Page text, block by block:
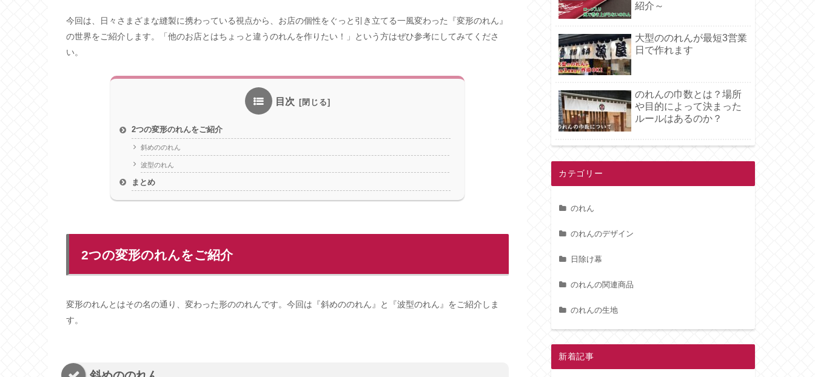
今回は、日々さまざまな縫製に携わっている視点から、お店の個性をぐっと引き立てる一風変わった『変形のれん』
の世界をご紹介します。「他のお店とはちょっと違うのれんを作りたい！」という方はぜひ参考にしてみてくださ
い。
目次
2つの変形のれんをご紹介
斜めののれん
波型のれん
まとめ
2つの変形のれんをご紹介
変形のれんとはその名の通り、変わった形ののれんです。今回は『斜めののれん』と『波型のれん』をご紹介しま
す。
紹介～
大型ののれんが最短3営業
日で作れます
のれんの巾数とは？場所
や目的によって決まった
ルールはあるのか？
カテゴリー
のれん
のれんのデザイン
日除け幕
のれんの関連商品
のれんの生地
新着記事